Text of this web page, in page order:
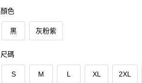
顏色
黑 灰粉紫
尺碼
S M L XL 2XL